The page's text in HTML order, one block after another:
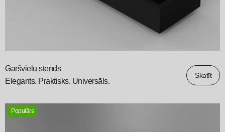
Garšvielu stends
Elegants. Praktisks. Universāls.
Skatīt
Populārs